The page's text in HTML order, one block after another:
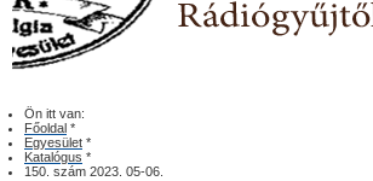
Ön itt van:
Főoldal *
Egyesület *
Katalógus *
150. szám 2023. 05-06.